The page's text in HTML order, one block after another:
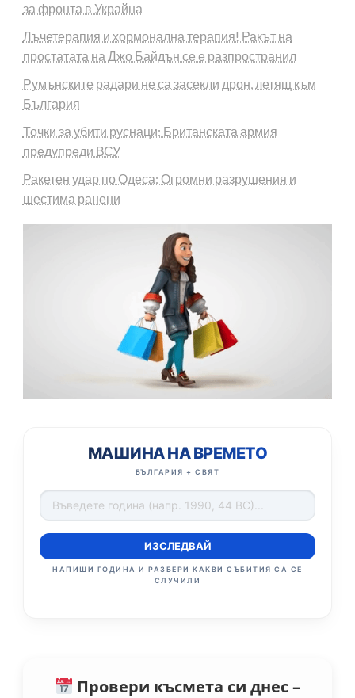
за фронта в Украйна
Лъчетерапия и хормонална терапия! Ракът на
простатата на Джо Байдън се е разпространил
Румънските радари не са засекли дрон, летящ към
България
Точки за убити руснаци: Британската армия
предупреди ВСУ
Ракетен удар по Одеса: Огромни разрушения и
шестима ранени
МАШИНА НА ВРЕМЕТО
БЪЛГАРИЯ + СВЯТ
ИЗСЛЕДВАЙ
НАПИШИ ГОДИНА И РАЗБЕРИ КАКВИ СЪБИТИЯ СА СЕ
СЛУЧИЛИ
Провери късмета си днес –